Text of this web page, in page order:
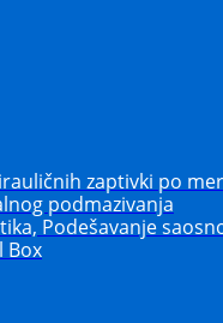
zaptivki po
podmazivanja
Podešavanje
Box